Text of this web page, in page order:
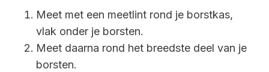
Meet met een meetlint rond je borstkas,
vlak onder je borsten.
Meet daarna rond het breedste deel van je
borsten.